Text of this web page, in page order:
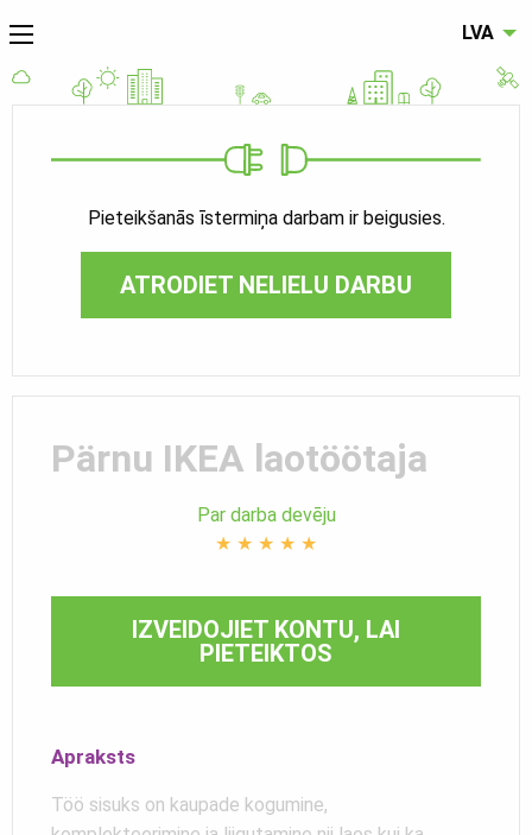
LVA
Pieteikšanās īstermiņa darbam ir beigusies.
ATRODIET NELIELU DARBU
Pärnu IKEA laotöötaja
Par darba devēju
★ ★ ★ ★ ★
IZVEIDOJIET KONTU, LAI
PIETEIKTOS
Apraksts
Töö sisuks on kaupade kogumine,